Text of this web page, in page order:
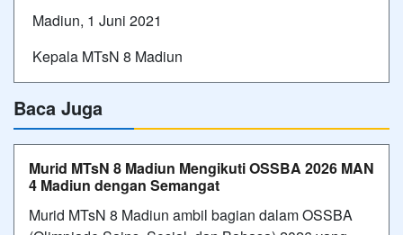
Madiun, 1 Juni 2021
Kepala MTsN 8 Madiun
Baca Juga
Murid MTsN 8 Madiun Mengikuti OSSBA 2026 MAN
4 Madiun dengan Semangat
Murid MTsN 8 Madiun ambil bagian dalam OSSBA